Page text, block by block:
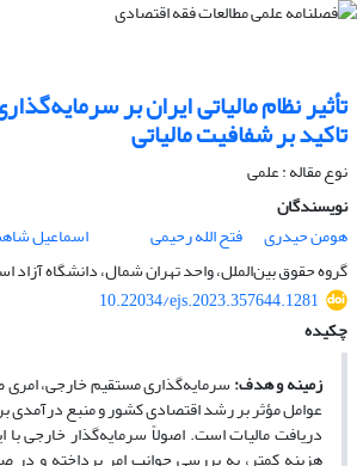
تأثیر نظام مالیاتی ایران بر
تاکید بر شفافیت مالیاتی
نوع مقاله : علمی
نویسندگان
هومن حیدری
فتح الله رحیمی
اسماعیل
گروه حقوق بین‌الملل، واحد تهران شمال، دانشگاه آزاد
10.22034/ejs.2023.357644.1281
چکیده
زمینه و هدف:سرمایه‌گذاری مستقیم خارجی،
عوامل مؤثر بر رشد اقتصادی کشور و منبع درآمدی
دریافت مالیات است. اصولاً سرمایه‌گذار خارجی